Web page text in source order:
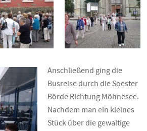
Anschließend ging die
Busreise durch die Soester
Börde Richtung Möhnesee.
Nachdem man ein kleines
Stück über die gewaltige